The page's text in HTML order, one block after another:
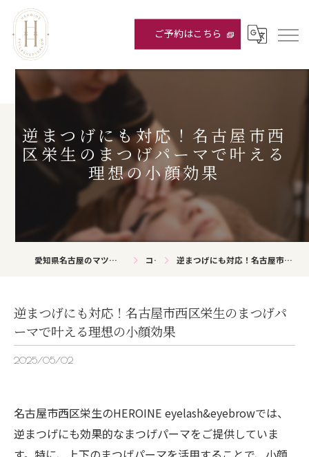
ご予約はこちら
逆まつげにも対応！名古屋市西
区栄生のまつげパーマで叶える
理想の小顔効果
愛知県名古屋のマツエクならHEROINE eyelash&eyebrow コラム 逆まつげにも対応！名古屋市西区栄生のまつげパーマで叶える理想の小顔効果
逆まつげにも対応！名古屋市西区栄生のまつげパ
ーマで叶える理想の小顔効果
2025/05/02
名古屋市西区栄生のHEROINE eyelash&eyebrowでは、
逆まつげにも効果的なまつげパーマをご提供していま